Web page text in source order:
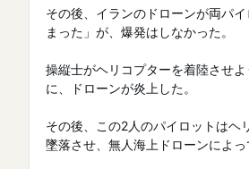
その後、イランのドローンが両パ
まった」が、爆発はしなかった。
操縦士がヘリコプターを着陸させ
に、ドローンが炎上した。
その後、この2人のパイロットはヘ
墜落させ、無人海上ドローンによっ